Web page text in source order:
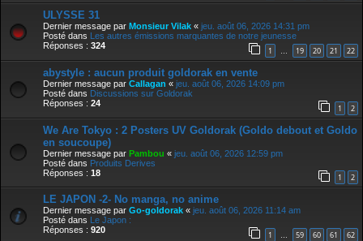
ULYSSE 31
Dernier message par Monsieur Vilak « jeu. août 06, 2026 14:31 pm
Posté dans
Les autres émissions marquantes de notre jeunesse
Réponses : 324 1 … 19 20 21 22
abystyle : aucun produit goldorak en vente
Dernier message par Callagan « jeu. août 06, 2026 14:09 pm
Posté dans Discussions sur Goldorak
Réponses : 24 1 2
We Are Tokyo : 2 Posters UV Goldorak (Goldo debout et Goldo
en soucoupe)
Dernier message par Pambou « jeu. août 06, 2026 12:59 pm
Posté dans Produits Derives
Réponses : 18 1 2
LE JAPON -2- No manga, no anime
Dernier message par Go-goldorak « jeu. août 06, 2026 11:14 am
Posté dans Le Japon :
Réponses : 920 1 … 59 60 61 62